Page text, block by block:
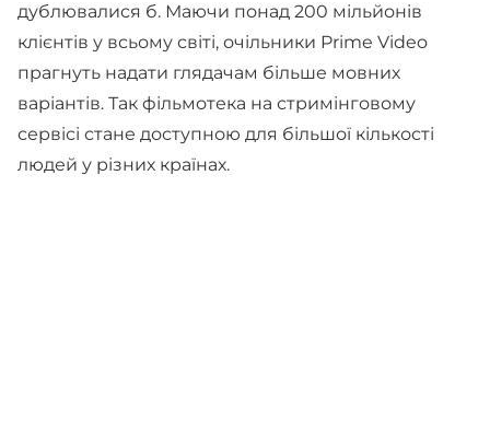
дублювалися б. Маючи понад 200 мільйонів
клієнтів у всьому світі, очільники Prime Video
прагнуть надати глядачам більше мовних
варіантів. Так фільмотека на стримінговому
сервісі стане доступною для більшої кількості
людей у різних країнах.